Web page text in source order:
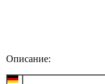
Описание: